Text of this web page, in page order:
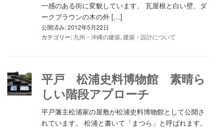
一感のある街に変貌しています。 瓦屋根と白い壁、ダ
ークブラウンの木の外 […]
公開済み: 2012年5月22日
カテゴリー: 九州・沖縄の建築, 建築・設計について
平戸 松浦史料博物館 素晴ら
しい階段アプローチ
平戸藩主松浦家の屋敷が松浦史料博物館として公開さ
れています。 松浦と書いて「まつら」と呼ばれます。